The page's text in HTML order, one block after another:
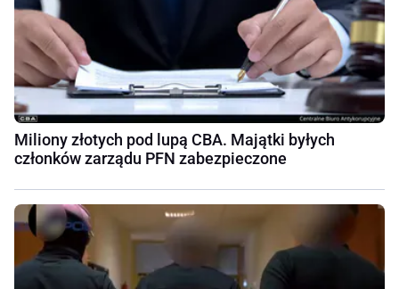
Miliony złotych pod lupą CBA. Majątki byłych
członków zarządu PFN zabezpieczone